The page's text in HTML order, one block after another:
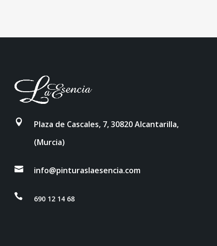
Plaza de Cascales, 7, 30820 Alcantarilla,
(Murcia)
info@pinturaslaesencia.com
690 12 14 68